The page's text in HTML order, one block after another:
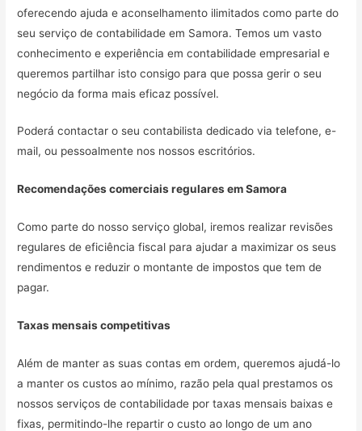
oferecendo ajuda e aconselhamento ilimitados como parte do
seu serviço de contabilidade em Samora. Temos um vasto
conhecimento e experiência em contabilidade empresarial e
queremos partilhar isto consigo para que possa gerir o seu
negócio da forma mais eficaz possível.
Poderá contactar o seu contabilista dedicado via telefone, e-
mail, ou pessoalmente nos nossos escritórios.
Recomendações comerciais regulares emSamora
Como parte do nosso serviço global, iremos realizar revisões
regulares de eficiência fiscal para ajudar a maximizar os seus
rendimentos e reduzir o montante de impostos que tem de
pagar.
Taxas mensais competitivas
Além de manter as suas contas em ordem, queremos ajudá-lo
a manter os custos ao mínimo, razão pela qual prestamos os
nossos serviços de contabilidade por taxas mensais baixas e
fixas, permitindo-lhe repartir o custo ao longo de um ano